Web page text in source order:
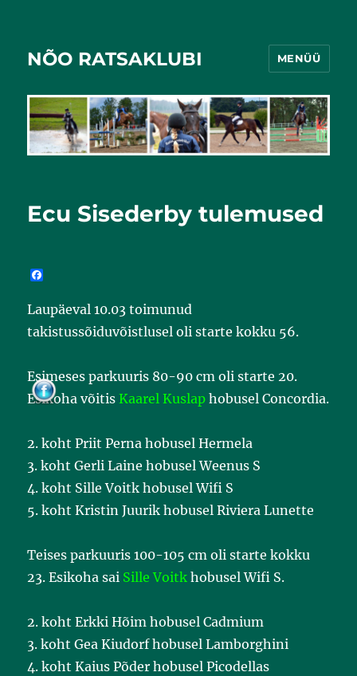
NÕO RATSAKLUBI MENÜÜ
Ecu Sisederby tulemused
e
b
o
Laupäeval 10.03 toimunud
takistussõiduvõistlusel oli starte kokku 56.
Esimeses parkuuris 80-90 cm oli starte 20.
Esikoha võitisKaarel Kuslap hobusel Concordia.
2. koht Priit Perna hobusel Hermela
3. koht Gerli Laine hobusel Weenus S
4. koht Sille Voitk hobusel Wifi S
5. koht Kristin Juurik hobusel Riviera Lunette
Teises parkuuris 100-105 cm oli starte kokku
23. Esikoha sai Sille Voitk hobusel Wifi S.
2. koht Erkki Hõim hobusel Cadmium
3. koht Gea Kiudorf hobusel Lamborghini
4. koht Kaius Põder hobusel Picodellas